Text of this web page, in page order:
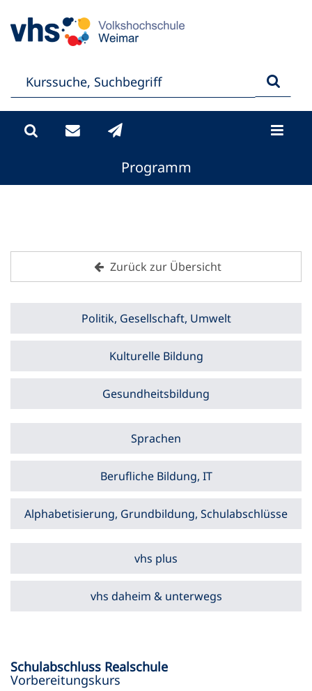
Programm
Zurück zur Übersicht
Politik, Gesellschaft, Umwelt
Kulturelle Bildung
Gesundheitsbildung
Sprachen
Berufliche Bildung, IT
Alphabetisierung, Grundbildung, Schulabschlüsse
vhs plus
vhs daheim & unterwegs
Schulabschluss Realschule
Vorbereitungskurs